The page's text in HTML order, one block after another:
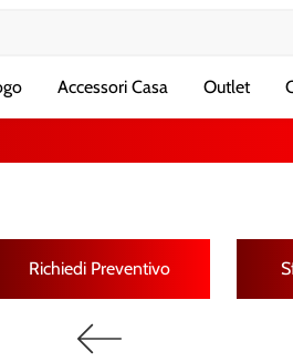
Accessori Casa Outlet
Richiedi Preventivo